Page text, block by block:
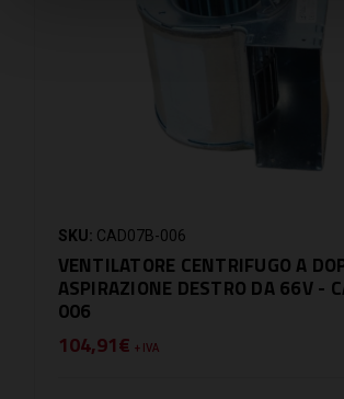
SKU: CAD07B-006
VENTILATORE CENTRIFUGO A
ASPIRAZIONE DESTRO DA 66V -
006
104,91€ + IVA